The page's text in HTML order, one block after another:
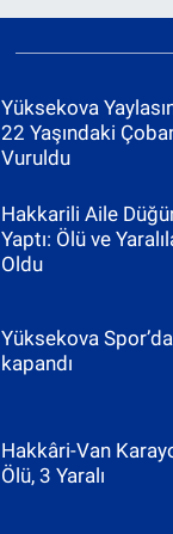
Yüksekova
22 Yaşındaki
Vuruldu
Hakkarili Aile
Yaptı: Ölü ve
Oldu
Yüksekova
kapandı
Hakkâri-Van
Ölü, 3 Yaralı